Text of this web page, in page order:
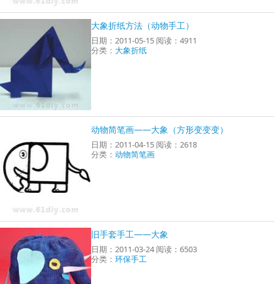
大象折纸方法（动物手工）
日期：2011-05-15 阅读：4911
分类： 大象折纸
动物简笔画——大象（方形变变变）
日期：2011-04-15 阅读：2618
分类：动物简笔画
旧手套手工——大象
日期：2011-03-24 阅读：6503
分类：环保手工